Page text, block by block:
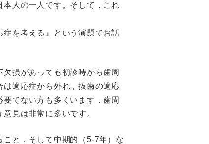
人の一人です。そして，これ
を考える』という演題でお話
損があっても初診時から歯周
適応症から外れ，抜歯の適応
でない方も多くいます．歯周
見は非常に多いです。
と，そして中期的（5-7年）な